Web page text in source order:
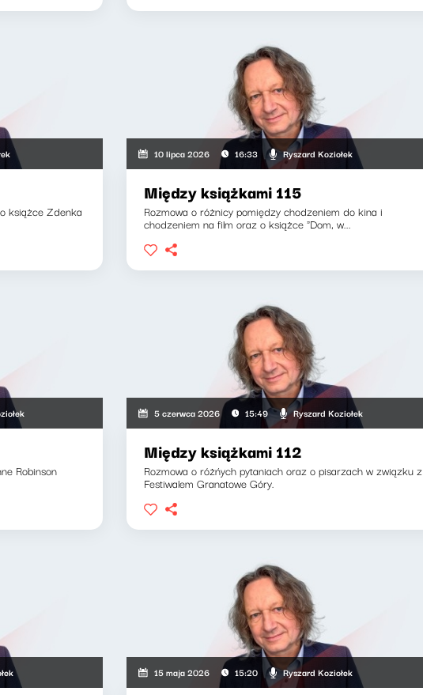
książce Zdenka
10 lipca 2026 16:33 Ryszard Koziołek
Między książkami 115
Rozmowa o różnicy pomiędzy chodzeniem do kina i
chodzeniem na film oraz o książce "Dom, w...
Robinson
5 czerwca 2026 15:49 Ryszard Koziołek
Między książkami 112
Rozmowa o różńych pytaniach oraz o pisarzach w związku z
Festiwalem Granatowe Góry.
15 maja 2026 15:20 Ryszard Koziołek